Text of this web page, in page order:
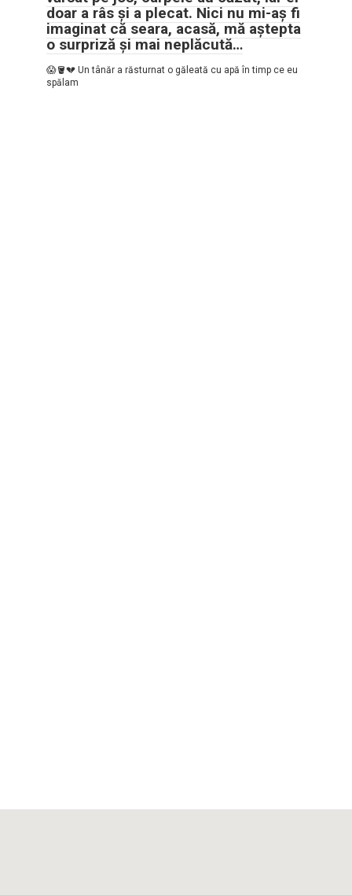
doar a râs și a plecat. Nici nu mi-aș fi
imaginat că seara, acasă, mă aștepta
o surpriză și mai neplăcută…
😱🪣💔 Un tânăr a răsturnat o găleată cu apă în timp ce eu
spălam